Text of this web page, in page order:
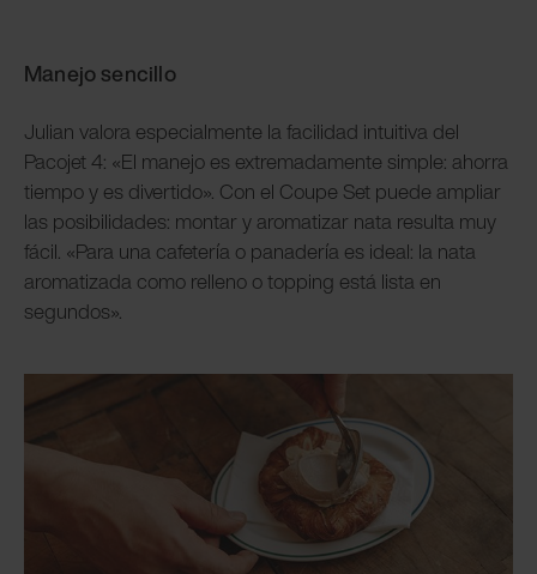
Manejo sencillo
Julian valora especialmente la facilidad intuitiva del
Pacojet 4: «El manejo es extremadamente simple: ahorra
tiempo y es divertido». Con el Coupe Set puede ampliar
las posibilidades: montar y aromatizar nata resulta muy
fácil. «Para una cafetería o panadería es ideal: la nata
aromatizada como relleno o topping está lista en
segundos».